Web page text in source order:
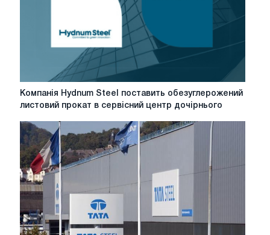
Компанія
поставить
обезуглерожений
листовий
прокат
в
сервісний
центр
дочірнього
підприємства
Компанія Hydnum Steel поставить обезуглерожений
листовий прокат в сервісний центр дочірнього